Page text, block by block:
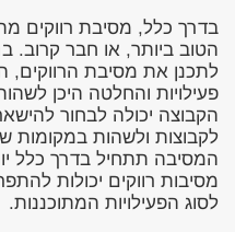
בדרך כלל, מסיבת רווקים
הטוב ביותר, או חבר קרוב.
לתכנן את מסיבת הרווקים,
פעילויות והחלטה היכן
הקבוצה יכולה לבחור
לקבוצות ולשהות במקומות
המסיבה תתחיל בדרך כלל
מסיבות רווקים יכולות
לסוג הפעילויות המתוכננות.